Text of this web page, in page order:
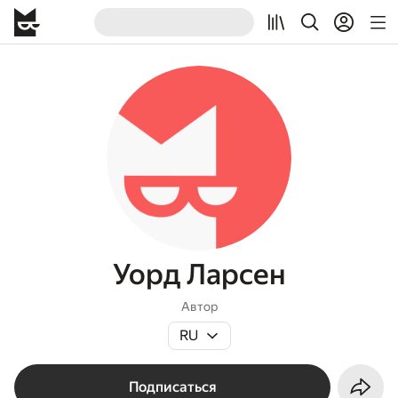
Уорд Ларсен
Автор
RU
Подписаться